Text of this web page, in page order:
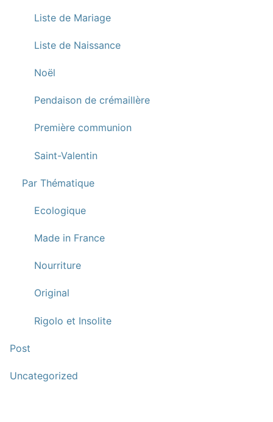
Liste de Mariage
Liste de Naissance
Noël
Pendaison de crémaillère
Première communion
Saint-Valentin
Par Thématique
Ecologique
Made in France
Nourriture
Original
Rigolo et Insolite
Post
Uncategorized